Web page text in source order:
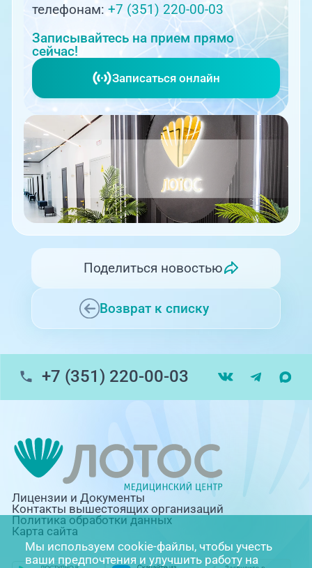
телефонам:+7 (351) 220-00-03
Записывайтесь на прием прямо
сейчас!
Записаться онлайн
Возврат к списку
Поделиться новостью
+7 (351) 220-00-03
Лицензии и Документы
Контакты вышестоящих организаций
Политика обработки данных
Карта сайта
Мы используем cookie-файлы, чтобы учесть
ваши предпочтения и улучшить работу на